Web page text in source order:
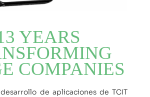
YEARS
COMPANIES
de aplicaciones de TCIT